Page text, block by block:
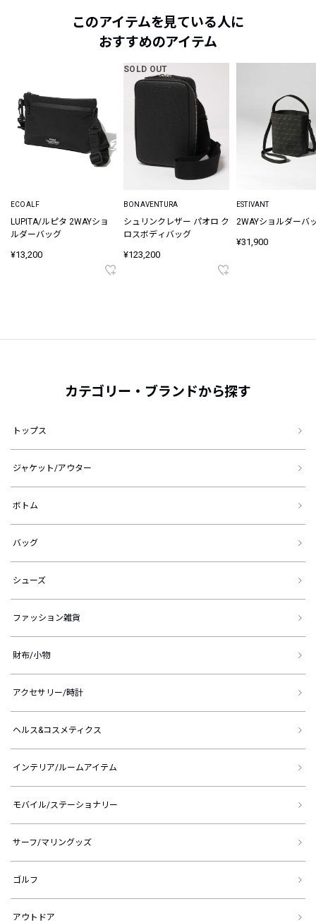
このアイテムを見ている人に
おすすめのアイテム
ECOALF
LUPITA/ルピタ 2WAYショ
ルダーバッグ
¥13,200
SOLD OUT
BONAVENTURA
シュリンクレザー パオロ ク
ロスボディバッグ
¥123,200
ESTIVANT
2WAYショルダーバ
¥31,900
カテゴリー・ブランドから探す
トップス
ジャケット/アウター
ボトム
バッグ
シューズ
ファッション雑貨
財布/小物
アクセサリー/時計
ヘルス&コスメティクス
インテリア/ルームアイテム
モバイル/ステーショナリー
サーフ/マリングッズ
ゴルフ
アウトドア